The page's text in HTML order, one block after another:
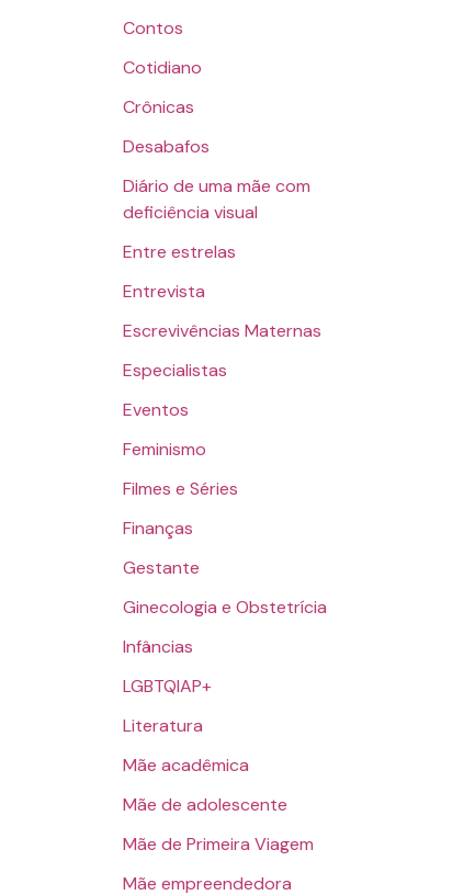
Contos
Cotidiano
Crônicas
Desabafos
Diário de uma mãe com
deficiência visual
Entre estrelas
Entrevista
Escrevivências Maternas
Especialistas
Eventos
Feminismo
Filmes e Séries
Finanças
Gestante
Ginecologia e Obstetrícia
Infâncias
LGBTQIAP+
Literatura
Mãe acadêmica
Mãe de adolescente
Mãe de Primeira Viagem
Mãe empreendedora